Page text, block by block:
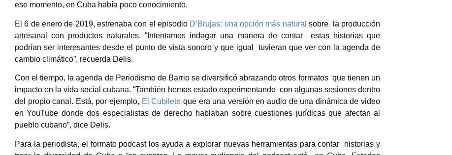
ese momento, en Cuba había poco conocimiento.
El 6 de enero de 2019, estrenaba con el episodio D’Brujas: una opción más naturalsobre
la producción
artesanal con productos naturales. “Intentamos indagar una manera de contar estas historias que
podrían ser interesantes desde el punto de vista sonoro y que igual tuvieran que ver con la agenda de
cambio climático”, recuerda Delis.
Con el tiempo, la agenda de Periodismo de Barrio se diversificó abrazando otros formatos que tienen un
impacto en la vida social cubana. “También hemos estado experimentando con algunas sesiones dentro
del propio canal. Está, por ejemplo, El Cubilete que era una versión en audio de una dinámica de video
en YouTube donde dos especialistas de derecho hablaban sobre cuestiones jurídicas que afectan al
pueblo cubano”, dice Delis.
Para la periodista, el formato podcast los ayuda a explorar nuevas herramientas para contar historias y